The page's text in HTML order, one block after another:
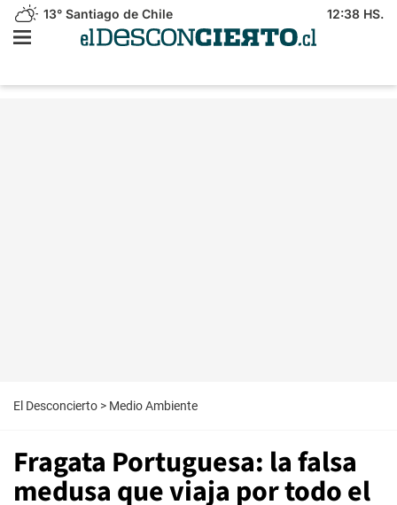
13° Santiago de Chile 12:38 HS.
El Desconcierto > Medio Ambiente
Fragata Portuguesa: la falsa
medusa que viaja por todo el